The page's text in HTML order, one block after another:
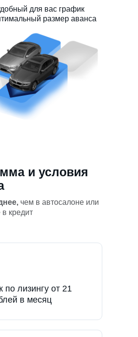
для вас график
размер аванса
и условия
чем в автосалоне или
в кредит
по лизингу от 21
в месяц